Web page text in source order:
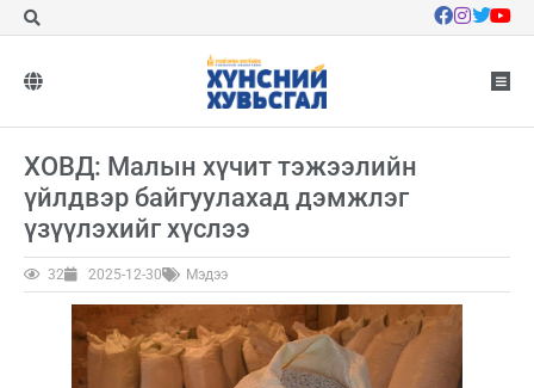
ХОВД: Малын хүчит тэжээлийн
үйлдвэр байгуулахад дэмжлэг
үзүүлэхийг хүслээ
32 2025-12-30 Мэдээ